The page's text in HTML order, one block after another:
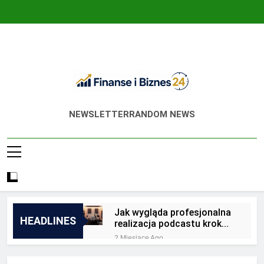
Finanse I Biznes
24
Jak Zadbać O Własne Finanse? Fachowa
NEWSLETTERRANDOM NEWS
HEADLINES
Jak wygląda profesjonalna
realizacja podcastu krok
po kroku?
2 Miesiące Ago